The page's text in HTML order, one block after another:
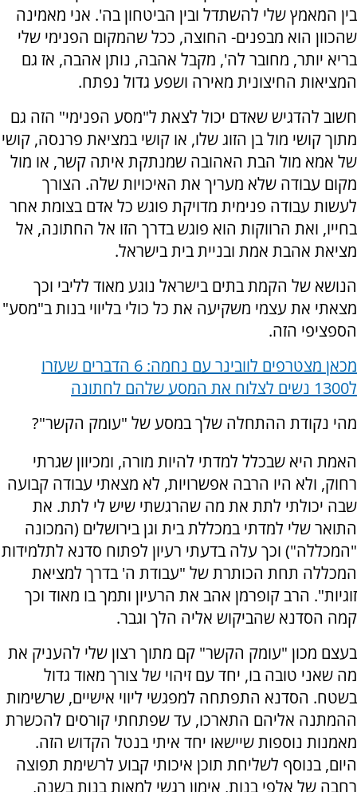
בין המאמץ שלי להשתדל ובין הביטחון בה'. אני מאמינה
שהכוון הוא מבפנים- החוצה, ככל שהמקום הפנימי שלי
בריא יותר, מחובר לה', מקבל אהבה, נותן אהבה, אז גם
המציאות החיצונית מאירה ושפע גדול נפתח.
חשוב להדגיש שאדם יכול לצאת ל"מסע הפנימי" הזה גם
מתוך קושי מול בן הזוג שלו, או קושי במציאת פרנסה, קושי
של אמא מול הבת האהובה שמנתקת איתה קשר, או מול
מקום עבודה שלא מעריך את האיכויות שלה. הצורך
לעשות עבודה פנימית מדויקת פוגש כל אדם בצומת אחר
בחייו, ואת הרווקות הוא פוגש בדרך הזו אל החתונה, אל
מציאת אהבת אמת ובניית בית בישראל.
הנושא של הקמת בתים בישראל נוגע מאוד לליבי וכך
מצאתי את עצמי משקיעה את כל כולי בליווי בנות ב"מסע"
הספציפי הזה.
מכאן מצטרפים לוובינר עם נחמה: 6 הדברים שעזרו
ל1300 נשים לצלוח את המסע שלהם לחתונה
מהי נקודת ההתחלה שלך במסע של "עומק הקשר"?
האמת היא שבכלל למדתי להיות מורה, ומכיוון שגרתי
רחוק, ולא היו הרבה אפשרויות, לא מצאתי עבודה קבועה
שבה יכולתי לתת את מה שהרגשתי שיש לי לתת. את
התואר שלי למדתי במכללת בית וגן בירושלים (המכונה
"המכללה") וכך עלה בדעתי רעיון לפתוח סדנא לתלמידות
המכללה תחת הכותרת של "עבודת ה' בדרך למציאת
זוגיות". הרב קופרמן אהב את הרעיון ותמך בו מאוד וכך
קמה הסדנא שהביקוש אליה הלך וגבר.
בעצם מכון "עומק הקשר" קם מתוך רצון שלי להעניק את
מה שאני טובה בו, יחד עם זיהוי של צורך מאוד גדול
בשטח. הסדנא התפתחה למפגשי ליווי אישיים, שרשימות
ההמתנה אליהם התארכו, עד שפתחתי קורסים להכשרת
מאמנות נוספות שיישאו יחד איתי בנטל הקדוש הזה.
היום, בנוסף לשליחת תוכן איכותי קבוע לרשימת תפוצה
רחבה של אלפי בנות, אימון רגשי למאות בנות בשנה,